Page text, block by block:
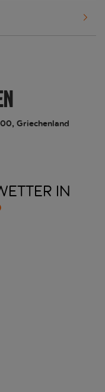
Griechenland
IN